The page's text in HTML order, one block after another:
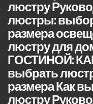
люстру
люстры:
размера
люстру для
ГОСТИНОЙ:
выбрать
размера Как
люстру